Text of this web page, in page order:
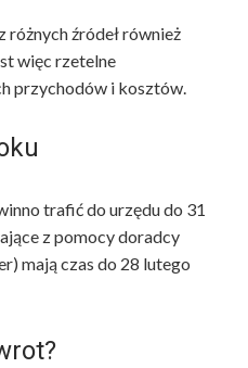
źródeł również
więc rzetelne
przychodów i kosztów.
trafić do urzędu do 31
z pomocy doradcy
mają czas do 28 lutego